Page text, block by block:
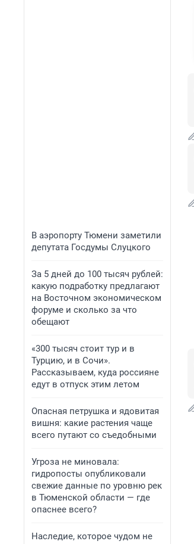
В аэропорту Тюмени заметили
депутата Госдумы Слуцкого
За 5 дней до 100 тысяч рублей:
какую подработку предлагают
на Восточном экономическом
форуме и сколько за что
обещают
«300 тысяч стоит тур и в
Турцию, и в Сочи».
Рассказываем, куда россияне
едут в отпуск этим летом
Опасная петрушка и ядовитая
вишня: какие растения чаще
всего путают со съедобными
Угроза не миновала:
гидропосты опубликовали
свежие данные по уровню рек
в Тюменской области — где
опаснее всего?
Наследие, которое чудом не